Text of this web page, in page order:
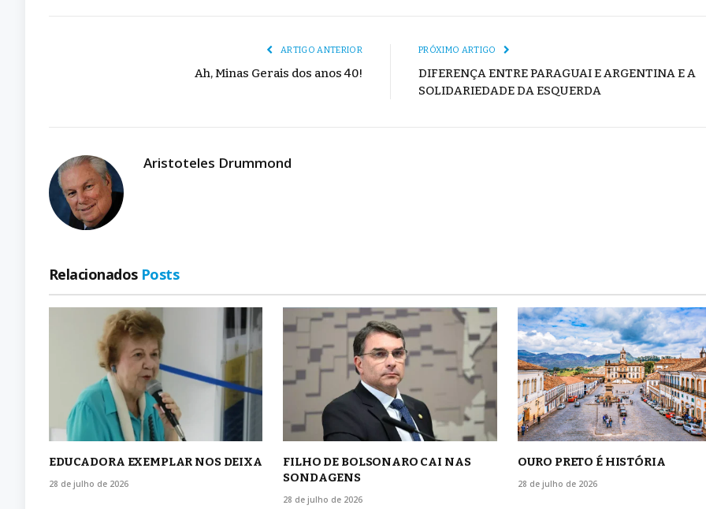
ARTIGO ANTERIOR
Ah, Minas Gerais dos anos 40!
PRÓXIMO ARTIGO
DIFERENÇA ENTRE PARAGUAI E ARGENTINA E A
SOLIDARIEDADE DA ESQUERDA
Aristoteles Drummond
Relacionados Posts
EDUCADORA EXEMPLAR NOS DEIXA
28 de julho de 2026
FILHO DE BOLSONARO CAI NAS
SONDAGENS
28 de julho de 2026
OURO PRETO É HISTÓRIA
28 de julho de 2026